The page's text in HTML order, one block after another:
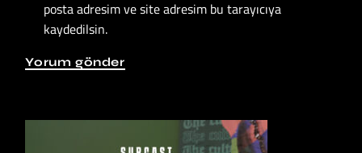
posta adresim ve site adresim bu tarayıcıya
kaydedilsin.
Yorum gönder